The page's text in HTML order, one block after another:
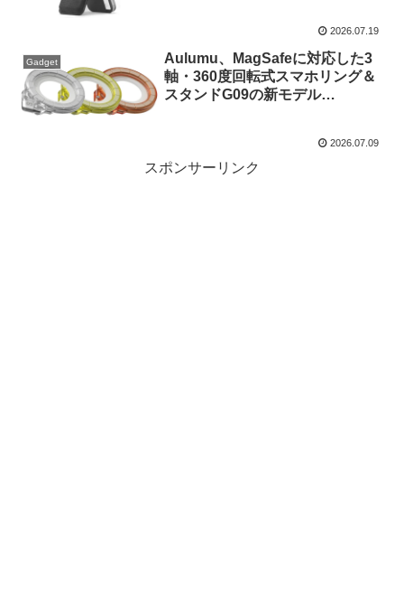
2026.07.19
Gadget
Aulumu、MagSafeに対応した3
軸・360度回転式スマホリング＆
スタンドG09の新モデル
2026.07.09
スポンサーリンク